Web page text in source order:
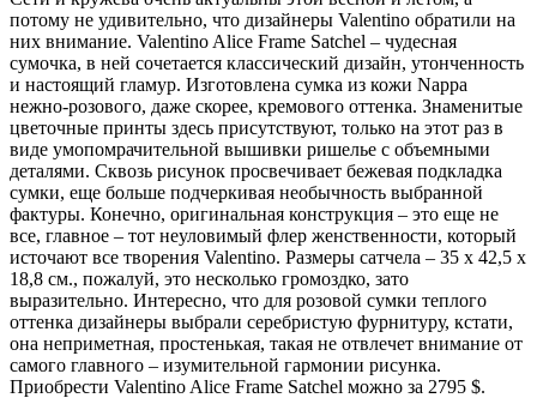
потому не удивительно, что дизайнеры Valentino обратили на
них внимание. Valentino Alice Frame Satchel – чудесная
сумочка, в ней сочетается классический дизайн, утонченность
и настоящий гламур. Изготовлена сумка из кожи Nappa
нежно-розового, даже скорее, кремового оттенка. Знаменитые
цветочные принты здесь присутствуют, только на этот раз в
виде умопомрачительной вышивки ришелье с объемными
деталями. Сквозь рисунок просвечивает бежевая подкладка
сумки, еще больше подчеркивая необычность выбранной
фактуры. Конечно, оригинальная конструкция – это еще не
все, главное – тот неуловимый флер женственности, который
источают все творения Valentino. Размеры сатчела – 35 х 42,5 х
18,8 см., пожалуй, это несколько громоздко, зато
выразительно. Интересно, что для розовой сумки теплого
оттенка дизайнеры выбрали серебристую фурнитуру, кстати,
она неприметная, простенькая, такая не отвлечет внимание от
самого главного – изумительной гармонии рисунка.
Приобрести Valentino Alice Frame Satchel можно за 2795 $.